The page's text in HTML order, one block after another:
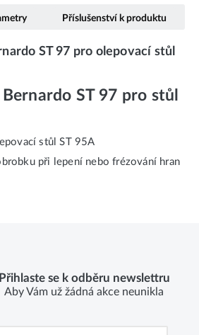
Příslušenství k produktu
ST 97 pro olepovací stůl
ST 97 pro stůl
stůl ST 95A
při lepení nebo frézování hran
Přihlaste se k odběru newslettru
Aby Vám už žádná akce neunikla